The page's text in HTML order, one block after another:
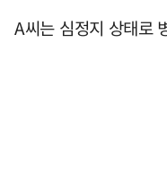
A씨는 심정지 상태로